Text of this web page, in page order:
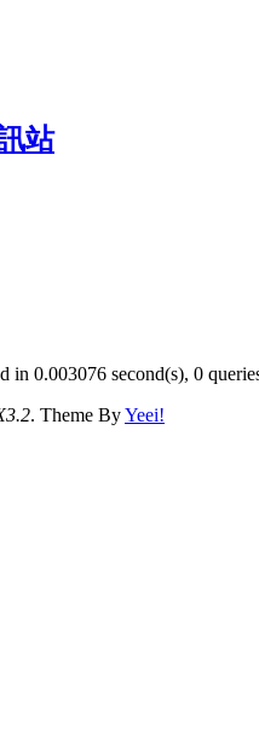
in 0.003076 second(s), 0
. Theme ByYeei!